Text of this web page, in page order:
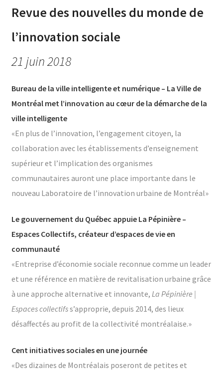
Revue des nouvelles du monde de
l’innovation sociale
21 juin 2018
Bureau de la ville intelligente et numérique – La Ville de
Montréal met l’innovation au cœur de la démarche de la
ville intelligente
«En plus de l’innovation, l’engagement citoyen, la
collaboration avec les établissements d’enseignement
supérieur et l’implication des organismes
communautaires auront une place importante dans le
nouveau Laboratoire de l’innovation urbaine de Montréal»
Le gouvernement du Québec appuie La Pépinière –
Espaces Collectifs, créateur d’espaces de vie en
communauté
«Entreprise d’économie sociale reconnue comme un leader
et une référence en matière de revitalisation urbaine grâce
à une approche alternative et innovante, La Pépinière |
Espaces collectifss’approprie, depuis 2014, des lieux
désaffectés au profit de la collectivité montréalaise.»
Cent initiatives sociales en une journée
«Des dizaines de Montréalais poseront de petites et